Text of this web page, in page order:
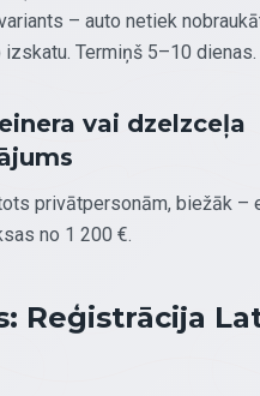
– auto netiek
Termiņš 5–10 dienas.
vai dzelzceļa
privātpersonām, biežāk –
no 1 200 €.
Reģistrācija